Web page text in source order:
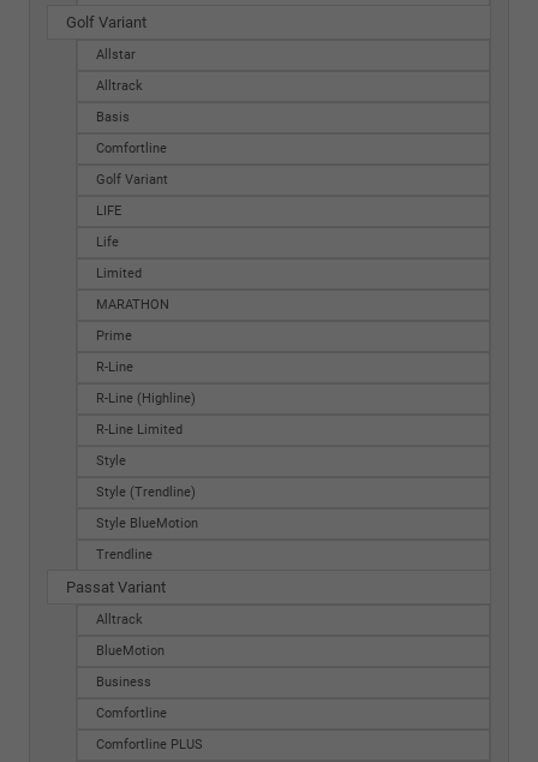
Golf Variant
Allstar
Alltrack
Basis
Comfortline
Golf Variant
LIFE
Life
Limited
MARATHON
Prime
R-Line
R-Line (Highline)
R-Line Limited
Style
Style (Trendline)
Style BlueMotion
Trendline
Passat Variant
Alltrack
BlueMotion
Business
Comfortline
Comfortline PLUS